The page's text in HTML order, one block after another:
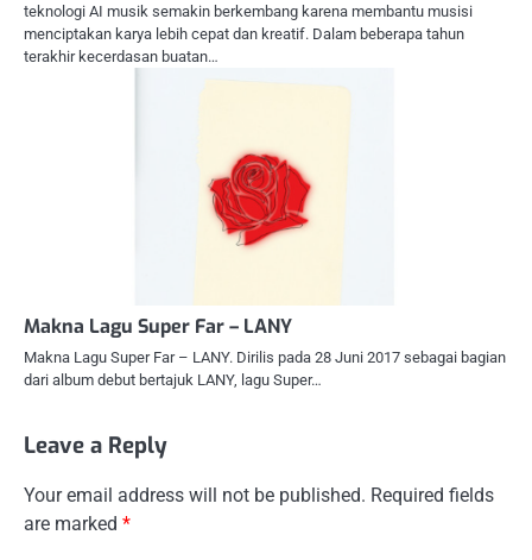
teknologi AI musik semakin berkembang karena membantu musisi
menciptakan karya lebih cepat dan kreatif. Dalam beberapa tahun
terakhir kecerdasan buatan…
Makna Lagu Super Far – LANY
Makna Lagu Super Far – LANY. Dirilis pada 28 Juni 2017 sebagai bagian
dari album debut bertajuk LANY, lagu Super…
Leave a Reply
Your email address will not be published. Required fields
are marked *